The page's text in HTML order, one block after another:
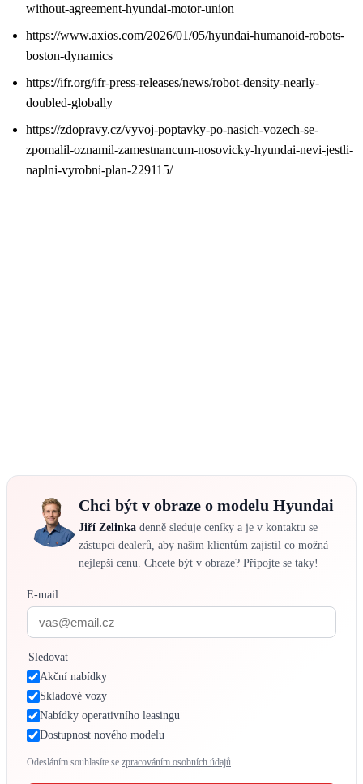
without-agreement-hyundai-motor-union
https://www.axios.com/2026/01/05/hyundai-humanoid-robots-
boston-dynamics
https://ifr.org/ifr-press-releases/news/robot-density-nearly-
doubled-globally
https://zdopravy.cz/vyvoj-poptavky-po-nasich-vozech-se-
zpomalil-oznamil-zamestnancum-nosovicky-hyundai-nevi-jestli-
naplni-vyrobni-plan-229115/
Chci být v obraze o modelu Hyundai
Jiří Zelinka denně sleduje ceníky a je v kontaktu se
zástupci dealerů, aby našim klientům zajistil co možná
nejlepší cenu. Chcete být v obraze? Připojte se taky!
E-mail
Sledovat
Akční nabídky
Skladové vozy
Nabídky operativního leasingu
Dostupnost nového modelu
Odesláním souhlasíte se zpracováním osobních údajů.